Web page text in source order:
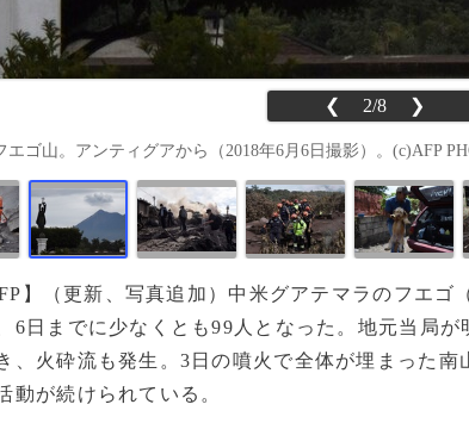
❮ 2/8 ❯
エゴ山。アンティグアから（2018年6月6日撮影）。(c)AFP
】（更新、写真追加）中米グアテマラのフエゴ
6日までに少なくとも99人となった。地元当局
、火砕流も発生。3日の噴火で全体が埋まった
動が続けられている。